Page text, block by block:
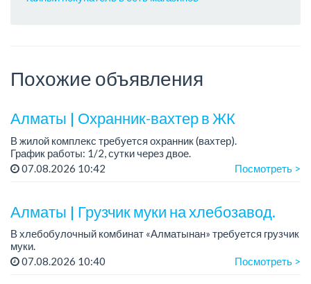
Похожие объявления
Алматы | Охранник-вахтер в ЖК
В жилой комплекс требуется охранник (вахтер).
График работы: 1/2, сутки через двое.
Требования: без вредных привычек. ...
07.08.2026 10:42 Посмотреть >
Алматы | Грузчик муки на хлебозавод.
В хлебобулочный комбинат «Алматынан» требуется грузчик
муки.
График работы: 5/2, с 09.00 до 18.00.
07.08.2026 10:40 Посмотреть >